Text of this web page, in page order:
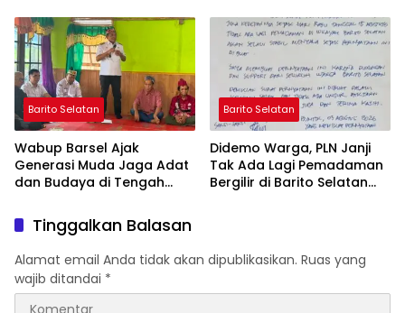
Bebas Kabut Asap
Barito Selatan
Wabup Barsel Ajak
Generasi Muda Jaga Adat
dan Budaya di Tengah
Barito Selatan
Didemo Warga, PLN Janji
Tak Ada Lagi Pemadaman
Bergilir di Barito Selatan
Tinggalkan Balasan
Alamat email Anda tidak akan dipublikasikan. Ruas yang
wajib ditandai *